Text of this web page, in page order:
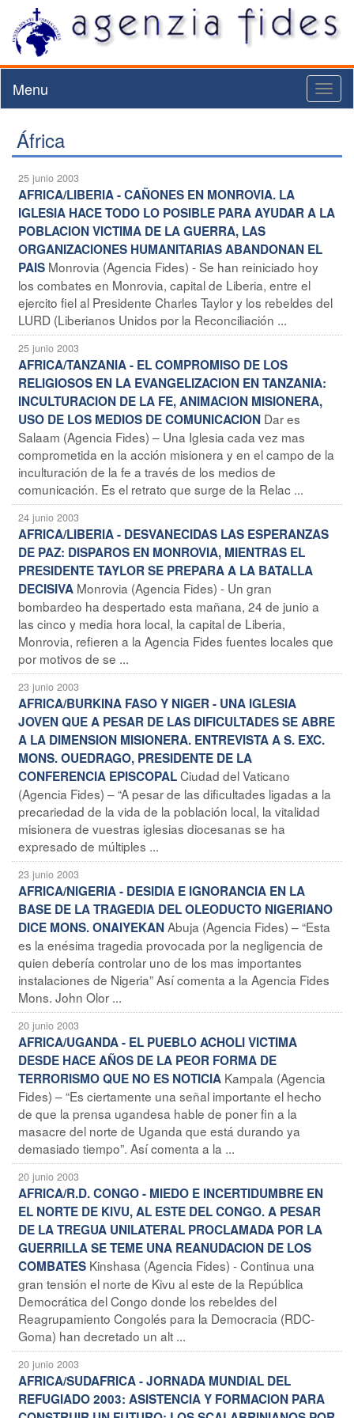
Menu
África
25 junio 2003
AFRICA/LIBERIA - CAÑONES EN MONROVIA. LA
IGLESIA HACE TODO LO POSIBLE PARA AYUDAR A LA
POBLACION VICTIMA DE LA GUERRA, LAS
ORGANIZACIONES HUMANITARIAS ABANDONAN EL
PAIS Monrovia (Agencia Fides) - Se han reiniciado hoy
los combates en Monrovia, capital de Liberia, entre el
ejercito fiel al Presidente Charles Taylor y los rebeldes del
LURD (Liberianos Unidos por la Reconciliación ...
25 junio 2003
AFRICA/TANZANIA - EL COMPROMISO DE LOS
RELIGIOSOS EN LA EVANGELIZACION EN TANZANIA:
INCULTURACION DE LA FE, ANIMACION MISIONERA,
USO DE LOS MEDIOS DE COMUNICACION Dar es
Salaam (Agencia Fides) – Una Iglesia cada vez mas
comprometida en la acción misionera y en el campo de la
inculturación de la fe a través de los medios de
comunicación. Es el retrato que surge de la Relac ...
24 junio 2003
AFRICA/LIBERIA - DESVANECIDAS LAS ESPERANZAS
DE PAZ: DISPAROS EN MONROVIA, MIENTRAS EL
PRESIDENTE TAYLOR SE PREPARA A LA BATALLA
DECISIVA Monrovia (Agencia Fides) - Un gran
bombardeo ha despertado esta mañana, 24 de junio a
las cinco y media hora local, la capital de Liberia,
Monrovia, refieren a la Agencia Fides fuentes locales que
por motivos de se ...
23 junio 2003
AFRICA/BURKINA FASO Y NIGER - UNA IGLESIA
JOVEN QUE A PESAR DE LAS DIFICULTADES SE ABRE
A LA DIMENSION MISIONERA. ENTREVISTA A S. EXC.
MONS. OUEDRAGO, PRESIDENTE DE LA
CONFERENCIA EPISCOPALCiudad del Vaticano
(Agencia Fides) – “A pesar de las dificultades ligadas a la
precariedad de la vida de la población local, la vitalidad
misionera de vuestras iglesias diocesanas se ha
expresado de múltiples ...
23 junio 2003
AFRICA/NIGERIA - DESIDIA E IGNORANCIA EN LA
BASE DE LA TRAGEDIA DEL OLEODUCTO NIGERIANO
DICE MONS. ONAIYEKANAbuja (Agencia Fides) – “Esta
es la enésima tragedia provocada por la negligencia de
quien debería controlar uno de los mas importantes
instalaciones de Nigeria” Así comenta a la Agencia Fides
Mons. John Olor ...
20 junio 2003
AFRICA/UGANDA - EL PUEBLO ACHOLI VICTIMA
DESDE HACE AÑOS DE LA PEOR FORMA DE
TERRORISMO QUE NO ES NOTICIA Kampala (Agencia
Fides) – “Es ciertamente una señal importante el hecho
de que la prensa ugandesa hable de poner fin a la
masacre del norte de Uganda que está durando ya
demasiado tiempo”. Así comenta a la ...
20 junio 2003
AFRICA/R.D. CONGO - MIEDO E INCERTIDUMBRE EN
EL NORTE DE KIVU, AL ESTE DEL CONGO. A PESAR
DE LA TREGUA UNILATERAL PROCLAMADA POR LA
GUERRILLA SE TEME UNA REANUDACION DE LOS
COMBATES Kinshasa (Agencia Fides) - Continua una
gran tensión el norte de Kivu al este de la República
Democrática del Congo donde los rebeldes del
Reagrupamiento Congolés para la Democracia (RDC-
Goma) han decretado un alt ...
20 junio 2003
AFRICA/SUDAFRICA - JORNADA MUNDIAL DEL
REFUGIADO 2003: ASISTENCIA Y FORMACION PARA